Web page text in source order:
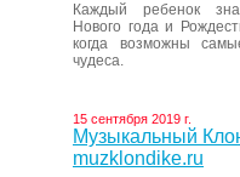
Каждый ребенок
Нового года и
когда возможны
чудеса.
15 сентября 2019 г.
Музыкальный
muzklondike.ru